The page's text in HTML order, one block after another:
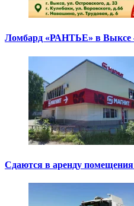
Ломбард «РАНТЬЕ» в Выксе
Сдаются в аренду